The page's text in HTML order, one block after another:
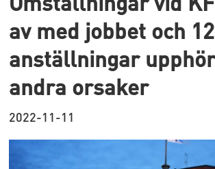
av med jobbet och 12
anställningar
andra orsaker
2022-11-11